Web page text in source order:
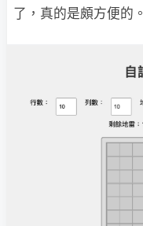
了，真的是頗方便的。